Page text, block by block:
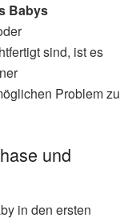
Babys
sind, ist es
Problem zu
und
in den ersten